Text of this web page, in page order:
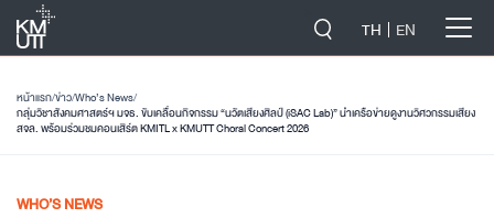
TH EN
หน้าแรก/ข่าว/Who’s News/
กลุ่มวิชาสังคมศาสตร์ฯ มจธ. ขับเคลื่อนกิจกรรม “นวัตเสียงศิลป์ (iSAC Lab)” นำเครือข่ายดูงานวิศวกรรมเสียง
สจล. พร้อมร่วมชมคอนเสิร์ต KMITL x KMUTT Choral Concert 2026
WHO’S NEWS